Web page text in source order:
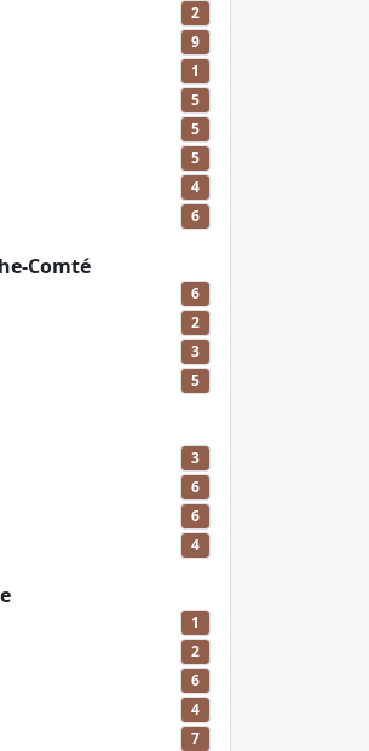
2
9
1
5
5
5
4
6
Comté
6
2
3
5
3
6
6
4
1
2
6
4
7